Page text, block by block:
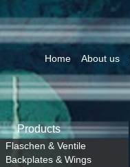
Home About us
Products
Flaschen & Ventile
Backplates & Wings